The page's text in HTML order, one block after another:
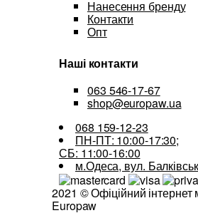
Нанесення бренду
Контакти
Опт
Наші контакти
063 546-17-67
shop@europaw.ua
068 159-12-23
ПН-ПТ: 10:00-17:30;
СБ: 11:00-16:00
м.Одеса, вул.
2021 © Офіційний інтернет
Europaw